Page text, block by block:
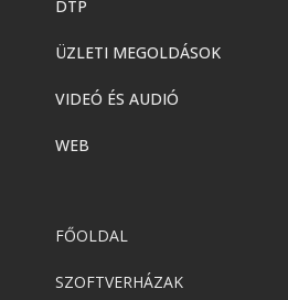
DTP
ÜZLETI MEGOLDÁSOK
VIDEÓ ÉS AUDIÓ
WEB
FŐOLDAL
SZOFTVERHÁZAK